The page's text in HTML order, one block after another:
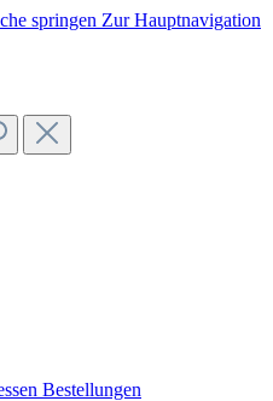
springen Zur Hauptnavigation
Bestellungen